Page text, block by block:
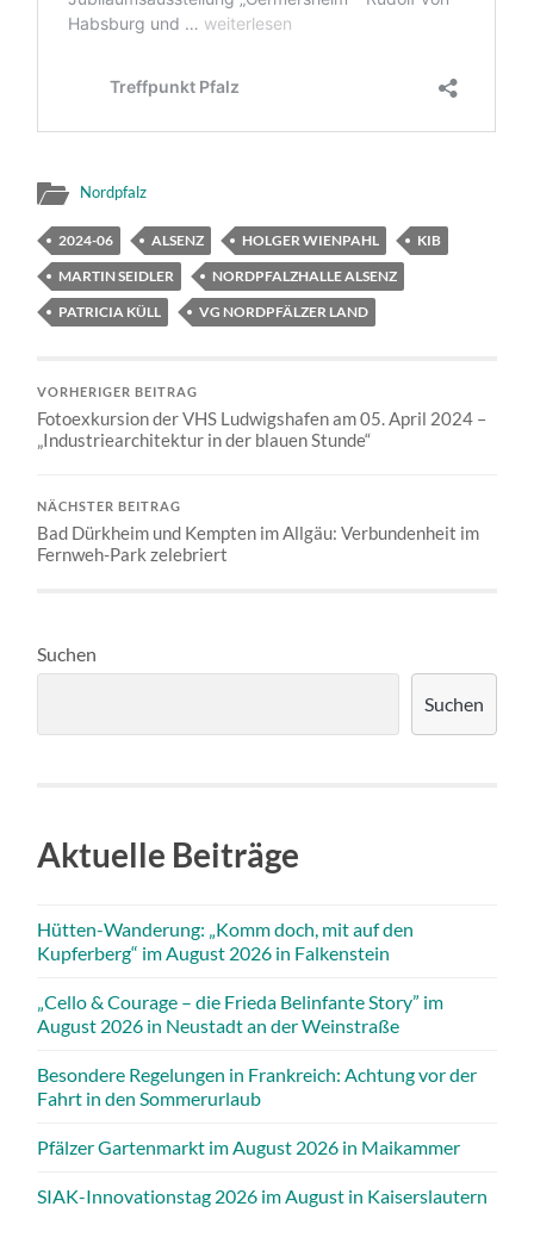
Nordpfalz
2024-06 ALSENZ HOLGER WIENPAHL
KIB
MARTIN SEIDLER
NORDPFALZHALLE ALSENZ
PATRICIA KÜLL
VG NORDPFÄLZER LAND
VORHERIGER BEITRAG
Fotoexkursion der VHS Ludwigshafen am 05. April 2024 –
„Industriearchitektur in der blauen Stunde“
NÄCHSTER BEITRAG
Bad Dürkheim und Kempten im Allgäu: Verbundenheit im
Fernweh-Park zelebriert
Suchen
Suchen
Aktuelle Beiträge
Hütten-Wanderung: „Komm doch, mit auf den
Kupferberg“ im August 2026 in Falkenstein
„Cello & Courage – die Frieda Belinfante Story” im
August 2026 in Neustadt an der Weinstraße
Besondere Regelungen in Frankreich: Achtung vor der
Fahrt in den Sommerurlaub
Pfälzer Gartenmarkt im August 2026 in Maikammer
SIAK-Innovationstag 2026 im August in Kaiserslautern